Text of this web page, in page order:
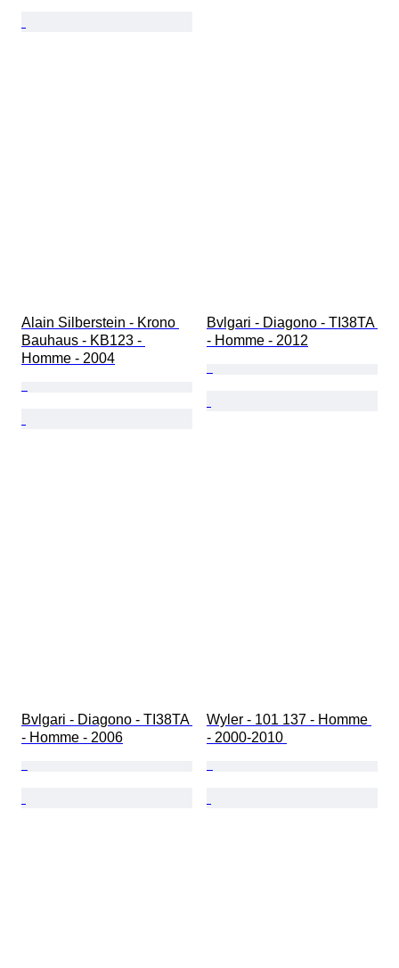
Alain Silberstein - Krono
Bauhaus - KB123 -
Homme - 2004
Bvlgari - Diagono - TI38TA
- Homme - 2012
Bvlgari - Diagono - TI38TA
- Homme - 2006
Wyler - 101 137 - Homme
- 2000-2010